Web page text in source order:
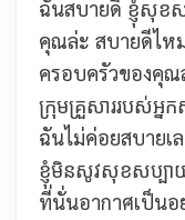
ฉันสบายดี ខ្ញុំសុខ
คุณล่ะ สบายดีไห
ครอบครัวของคุ
ក្រុមគ្រួសាររបស់អ្ន
ฉันไม่ค่อยสบายเ
ខ្ញុំមិនសូវសុខសប្បា
ที่นั่นอากาศเป็นอ